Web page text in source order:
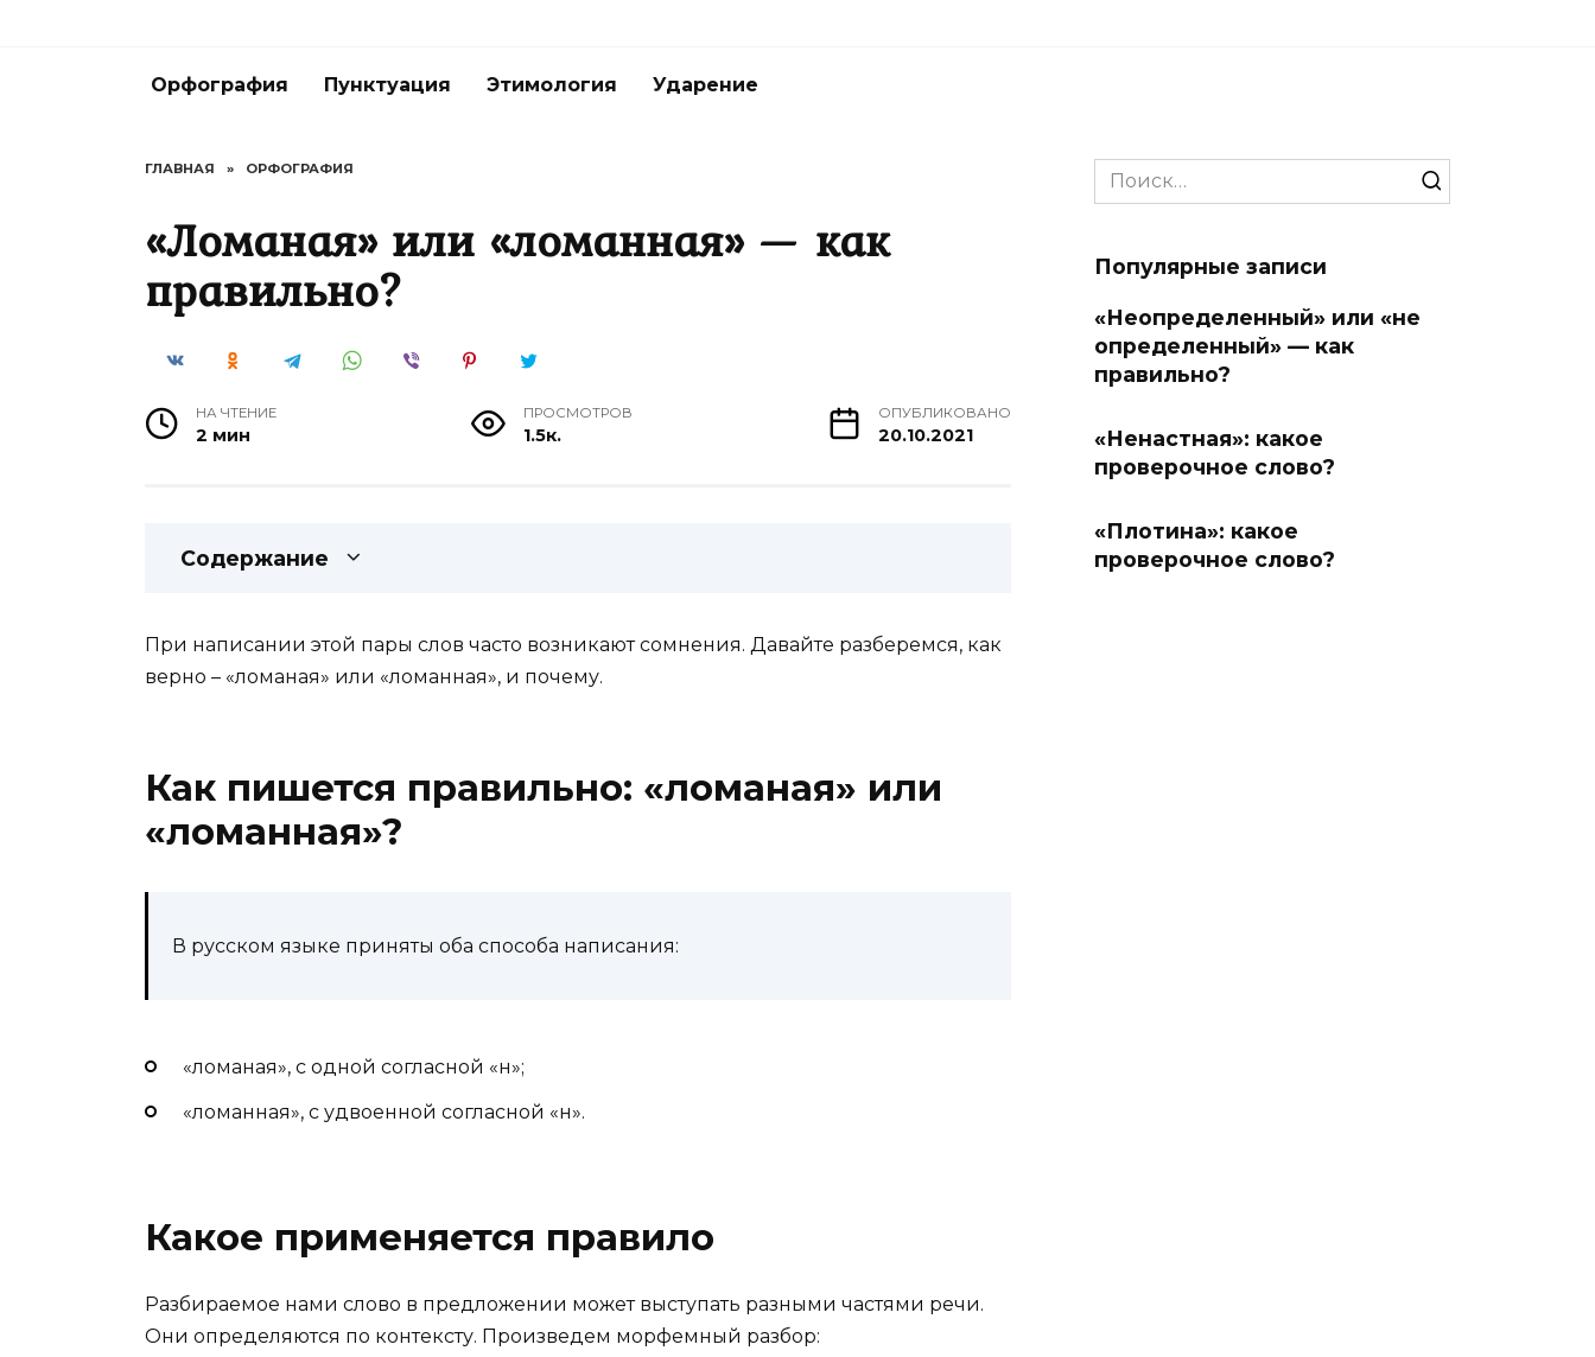
Орфография Пунктуация Этимология Ударение
ГЛАВНАЯ » ОРФОГРАФИЯ
«Ломаная» или «ломанная» — как
правильно?
НА ЧТЕНИЕ
2 мин
ПРОСМОТРОВ
1.5к.
ОПУБЛИКОВАНО
20.10.2021
Содержание
При написании этой пары слов часто возникают сомнения. Давайте разберемся, как
верно – «ломаная» или «ломанная», и почему.
Как пишется правильно: «ломаная» или
«ломанная»?
В русском языке приняты оба способа написания:
«ломаная», с одной согласной «н»;
«ломанная», с удвоенной согласной «н».
Какое применяется правило
Разбираемое нами слово в предложении может выступать разными частями речи.
Они определяются по контексту. Произведем морфемный разбор:
Search
for:
Популярные записи
«Неопределенный» или «не
определенный» — как
правильно?
«Ненастная»: какое
проверочное слово?
«Плотина»: какое
проверочное слово?